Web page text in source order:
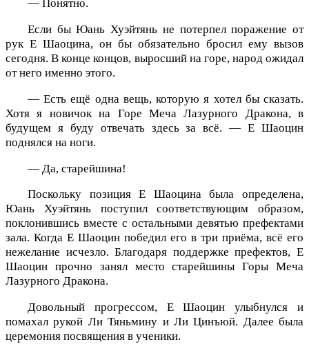
— Понятно.
Если бы Юань Хуэйтянь не потерпел поражение от
рук Е Шаоцина, он бы обязательно бросил ему вызов
сегодня. В конце концов, выросший на горе, народ ожидал
от него именно этого.
— Есть ещё одна вещь, которую я хотел бы сказать.
Хотя я новичок на Горе Меча Лазурного Дракона, в
будущем я буду отвечать здесь за всё. — Е Шаоцин
поднялся на ноги.
— Да, старейшина!
Поскольку позиция Е Шаоцина была определена,
Юань Хуэйтянь поступил соответствующим образом,
поклонившись вместе с остальными девятью префектами
зала. Когда Е Шаоцин победил его в три приёма, всё его
нежелание исчезло. Благодаря поддержке префектов, Е
Шаоцин прочно занял место старейшины Горы Меча
Лазурного Дракона.
Довольный прогрессом, Е Шаоцин улыбнулся и
помахал рукой Ли Тяньмину и Ли Цинъюй. Далее была
церемония посвящения в ученики.